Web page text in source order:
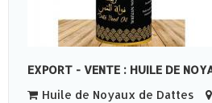
EXPORT - VENTE : HUILE DE
Huile de Noyaux de Dattes